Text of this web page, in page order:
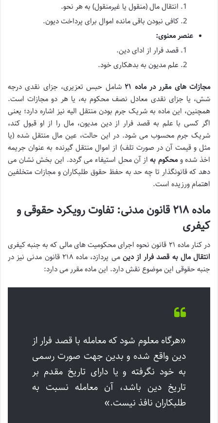
انتقال مال (منقول یا غیرمنقول) به هر نحو.
کافی نبودن باقی مانده اموال برای پرداخت دیون.
عنصر معنوی:
قصد فرار از ادای دین.
علم مدیون به بدهکاری خود.
مجازات های مقرر در ماده ۲۱
شامل حبس تعزیری، جزای نقدی درجه
شش، یا جزای نقدی معادل نصف محکوم به، یا هر دو مجازات است.
همچنین، این ماده به شریک جرم بودن منتقل الیه نیز اشاره دارد؛ یعنی
اگر کسی با علم به قصد فرار از دین مدیون، مال را از او قبول کند،
شریک جرم محسوب می شود. در این حالت، عین مال منتقل شده (یا
مثل و قیمت آن در صورت تلف) از اموال منتقل گیرنده به عنوان جریمه
اخذ شده ومحکوم بهاز آن محل استیفاء می گردد. این بخش نشان می
دهد که قانونگذار تا چه حد به حفظ حقوق طلبکاران و مجازات متخلفین
اهتمام ورزیده است.
ماده ۲۱۸ قانون مدنی: تفاوت رویکرد حقوقی و
کیفری
در کنار ماده ۲۱ قانون نحوه اجرای محکومیت های مالی که به جنبه کیفری
انتقال مال به قصد فرار از دین
می پردازد، ماده ۲۱۸ قانون مدنی نیز در
جنبه حقوقی این موضوع نقش دارد. این ماده مقرر می دارد:
«هرگاه معلوم شود که معامله با قصد فرار از
دین واقع شده و بدین جهت صورت رسمی
به خود نگرفته و یا دارای تاریخ مقدم بر
تاریخ دین باشد، آن معامله نسبت به
طلبکاران نافذ نیست.»